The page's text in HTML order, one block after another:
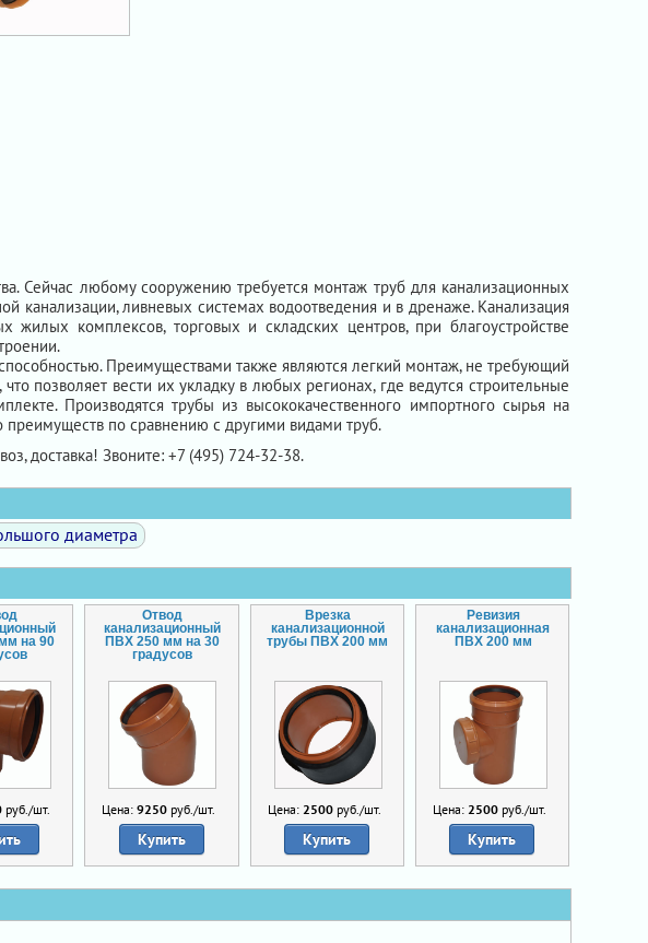
Сейчас любому сооружению требуется монтаж труб для канализационных
канализации, ливневых системах водоотведения и в дренаже. Канализация
жилых комплексов, торговых и складских центров, при благоустройстве
Преимуществами также являются легкий монтаж, не требующий
позволяет вести их укладку в любых регионах, где ведутся строительные
Производятся трубы из высококачественного импортного сырья на
по сравнению с другими видами труб.
доставка! Звоните: +7 (495) 724-32-38.
диаметра
на 90
руб./шт.
Отвод
канализационный
ПВХ 250 мм на 30
градусов
Цена:9250 руб./шт.
Купить
Врезка
канализационной
трубы ПВХ 200 мм
Цена: 2500руб./шт.
Купить
Ревизия
канализационная
ПВХ 200 мм
Цена: 2500руб./шт.
Купить